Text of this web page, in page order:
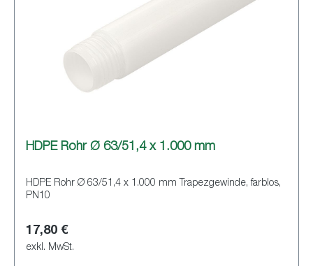
HDPE Rohr Ø 63/51,4 x 1.000 mm
HDPE Rohr Ø 63/51,4 x 1.000 mm Trapezgewinde, farblos,
PN10
17,80 €
exkl. MwSt.